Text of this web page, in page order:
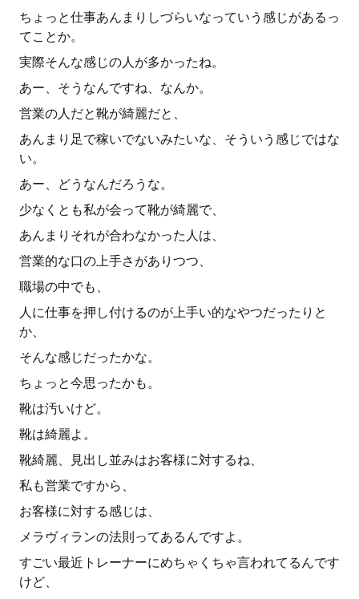
ちょっと仕事あんまりしづらいなっていう感じがあるっ
てことか。
実際そんな感じの人が多かったね。
あー、そうなんですね、なんか。
営業の人だと靴が綺麗だと、
あんまり足で稼いでないみたいな、そういう感じではな
い。
あー、どうなんだろうな。
少なくとも私が会って靴が綺麗で、
あんまりそれが合わなかった人は、
営業的な口の上手さがありつつ、
職場の中でも、
人に仕事を押し付けるのが上手い的なやつだったりと
か、
そんな感じだったかな。
ちょっと今思ったかも。
靴は汚いけど。
靴は綺麗よ。
靴綺麗、見出し並みはお客様に対するね、
私も営業ですから、
お客様に対する感じは、
メラヴィランの法則ってあるんですよ。
すごい最近トレーナーにめちゃくちゃ言われてるんです
けど、